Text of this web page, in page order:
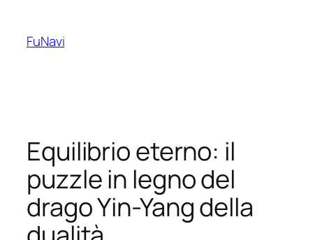
content
FuNavi
Equilibrio eterno: il
puzzle in legno del
drago Yin-Yang della